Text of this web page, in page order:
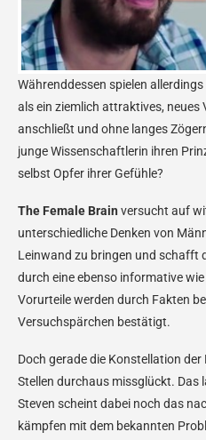
Währenddessen spielen
als ein ziemlich attraktives, neues
anschließt und ohne langes
junge Wissenschaftlerin ihren
selbst Opfer ihrer Gefühle?
The Female Brain versucht auf
unterschiedliche Denken von
Leinwand zu bringen und schafft
durch eine ebenso informative
Vorurteile werden durch Fakten
Versuchspärchen bestätigt.
Doch gerade die Konstellation
Stellen durchaus missglückt. Das
Steven scheint dabei noch das
kämpfen mit dem bekannten